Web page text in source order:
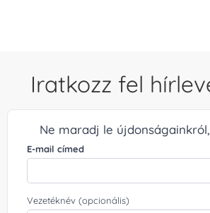
Iratkozz fel
Ne maradj le
E-mail címed
Vezetéknév (opcionális)